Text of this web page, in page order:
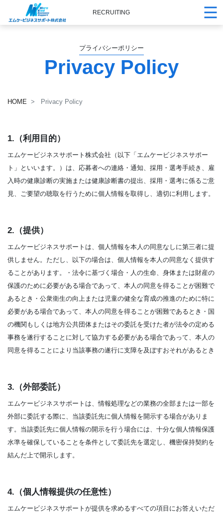
RECRUITING
プライバシーポリシー
Privacy Policy
HOME Privacy Policy
1.（利用目的）
エムケービジネスサポート株式会社（以下「エムケービジネスサポー
ト」といいます。）は、応募者への連絡・通知、採用・選考手続き、雇
入時の健康診断の実施または健康診断書の提出、採用・選考に係るご意
見、ご要望の聴取を行うために個人情報を取得し、適切に利用します。
2.（提供）
エムケービジネスサポートは、個人情報を本人の同意なしに第三者に提
供しません。ただし、以下の場合は、個人情報を本人の同意なく提供す
ることがあります。・法令に基づく場合・人の生命、身体または財産の
保護のために必要がある場合であって、本人の同意を得ることが困難で
あるとき・公衆衛生の向上または児童の健全な育成の推進のために特に
必要がある場合であって、本人の同意を得ることが困難であるとき・国
の機関もしくは地方公共団体またはその委託を受けた者が法令の定める
事務を遂行することに対して協力する必要がある場合であって、本人の
同意を得ることにより当該事務の遂行に支障を及ぼすおそれがあるとき
3.（外部委託）
エムケービジネスサポートは、情報処理などの業務の全部または一部を
外部に委託する際に、当該委託先に個人情報を開示する場合がありま
す。当該委託先に個人情報の開示を行う場合には、十分な個人情報保護
水準を確保していることを条件として委託先を選定し、機密保持契約を
結んだ上で開示します。
4.（個人情報提供の任意性）
エムケービジネスサポートが提供を求めるすべての項目にお答えいただ